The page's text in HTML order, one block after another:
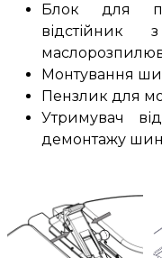
Блок для
Монтування
Пензлик для
Утримувач
демонтажу